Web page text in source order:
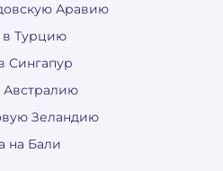
Аравию
в Турцию
Сингапур
Австралию
Зеландию
на Бали